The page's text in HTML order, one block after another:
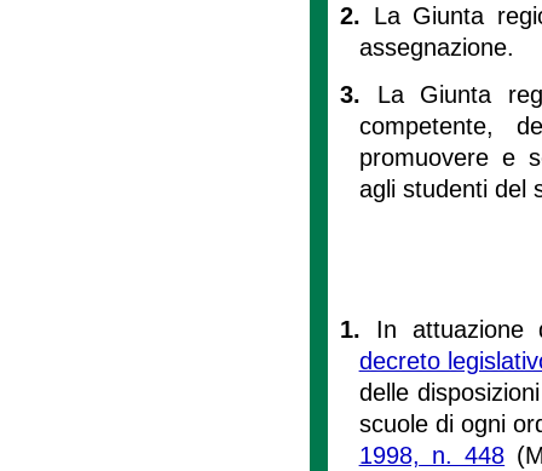
2. La Giunta
assegnazione.
3. La Giunta
competente,
promuovere e
agli studenti del
1. In attuazione
decreto
delle
scuole di ogni
1998, n. 448